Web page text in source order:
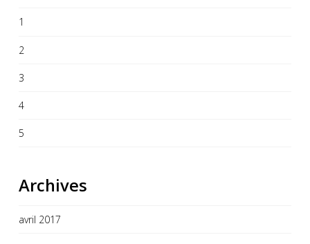
1
2
3
4
5
Archives
avril 2017